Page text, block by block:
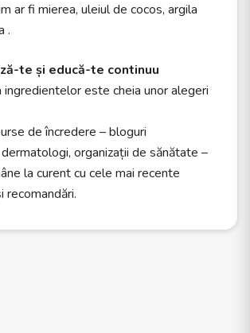
ar fi mierea, uleiul de cocos, argila
.
te și educă-te continuu
ingredientelor este cheia unor alegeri
de încredere – bloguri
organizații de sănătate –
la curent cu cele mai recente
recomandări.